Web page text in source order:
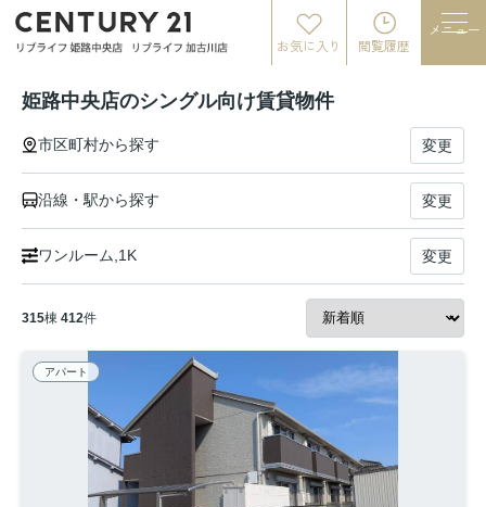
お気に入り 閲覧履歴
メニュー
姫路中央店のシングル向け賃貸物件
市区町村から探す 変更
沿線・駅から探す 変更
ワンルーム,1K 変更
315棟 412件
アパート